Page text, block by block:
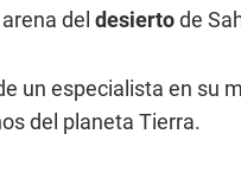
del desiertode
un especialista en su
del planeta Tierra.